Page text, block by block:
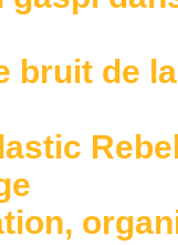
bruit de